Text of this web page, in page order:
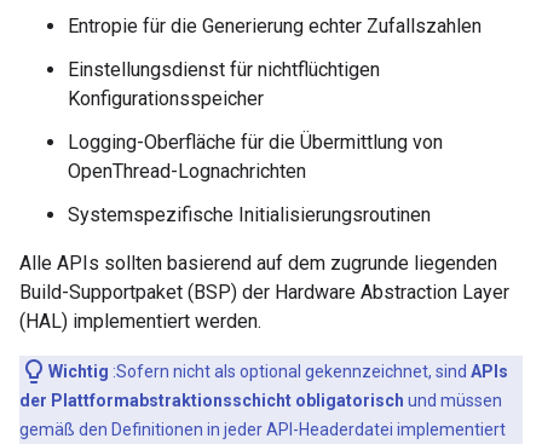
Entropie für die Generierung echter Zufallszahlen
Einstellungsdienst für nichtflüchtigen
Konfigurationsspeicher
Logging-Oberfläche für die Übermittlung von
OpenThread-Lognachrichten
Systemspezifische Initialisierungsroutinen
Alle APIs sollten basierend auf dem zugrunde liegenden
Build-Supportpaket (BSP) der Hardware Abstraction Layer
(HAL) implementiert werden.
Wichtig :Sofern nicht als optional gekennzeichnet, sind APIs
der Plattformabstraktionsschicht obligatorisch und müssen
gemäß den Definitionen in jeder API-Headerdatei implementiert